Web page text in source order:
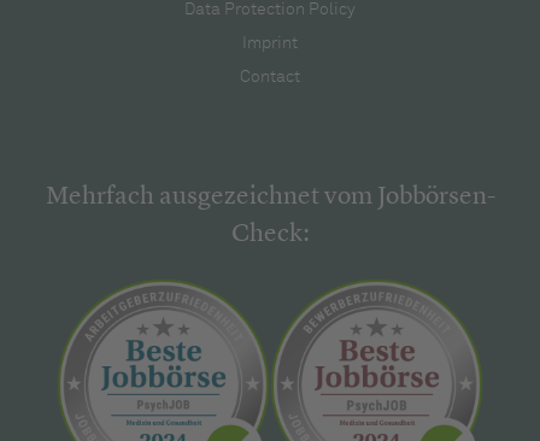
Data Protection Policy
Imprint
Contact
Mehrfach ausgezeichnet vom Jobbörsen-
Check: